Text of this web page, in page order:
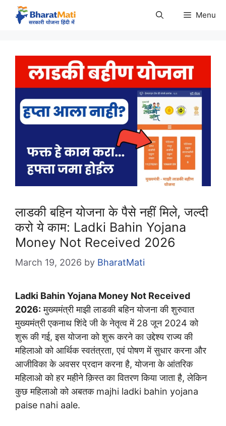
Skip
Menu
लाडकी बहिन योजना के पैसे नहीं मिले, जल्दी
करो ये काम: Ladki Bahin Yojana
Money Not Received 2026
March 19, 2026 by BharatMati
Ladki Bahin Yojana Money Not Received
2026: मुख्यमंत्री माझी लाडकी बहिन योजना की शुरुवात
मुख्यमंत्री एकनाथ शिंदे जी के नेतृत्व में 28 जून 2024 को
शुरू की गई, इस योजना को शुरू करने का उद्देश्य राज्य की
महिलाओ को आर्थिक स्वतंत्रता, एवं पोषण में सुधार करना और
आजीविका के अवसर प्रदान करना है, योजना के आंतरिक
महिलाओ को हर महीने क़िस्त का वितरण किया जाता है, लेकिन
कुछ महिलाओ को अबतक majhi ladki bahin yojana
paise nahi aale.